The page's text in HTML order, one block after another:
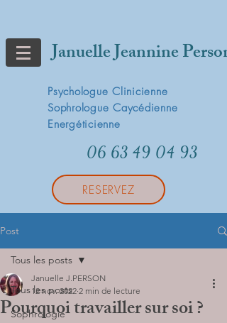
Januelle Jeannine Person
Psychologue Clinicienne
Sophrologue Caycédienne
Energéticienne
06 63 49 04 93
RESERVEZ
Post
Tous les posts
Sophrologie
Tous les posts
Pourquoi travailler sur soi ?
Januelle J.PERSON
12 nov. 2022 2 min de lecture